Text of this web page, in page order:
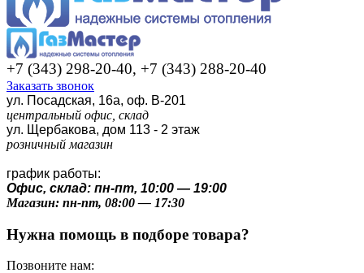
+7 (343) 298-20-40, +7 (343) 288-20-40
Заказать звонок
ул. Посадская, 16а, оф. В-201
центральный офис, склад
ул. Щербакова, дом 113 - 2 этаж
розничный магазин
график работы:
Офис, склад: пн-пт, 10:00 — 19:00
Магазин: пн-пт, 08:00 — 17:30
Нужна помощь в подборе товара?
Позвоните нам: